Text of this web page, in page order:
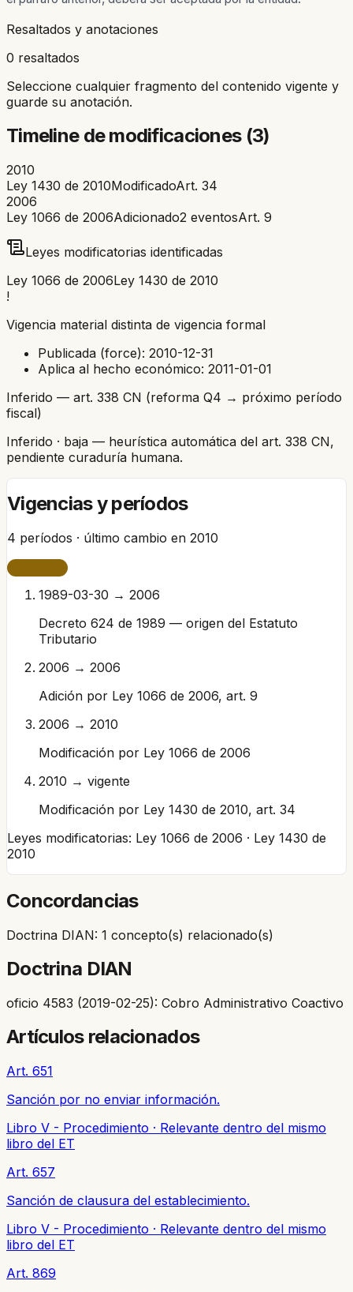
Resaltados y anotaciones
0 resaltados
Seleccione cualquier fragmento del contenido vigente y
guarde su anotación.
Timeline de modificaciones (3)
2010
Ley 1430 de 2010ModificadoArt. 34
2006
Ley 1066 de 2006Adicionado2 eventosArt. 9
Leyes modificatorias identificadas
Ley 1066 de 2006Ley 1430 de 2010
!
Vigencia material distinta de vigencia formal
Publicada (force): 2010-12-31
Aplica al hecho económico: 2011-01-01
Inferido — art. 338 CN (reforma Q4 → próximo período
fiscal)
Inferido · baja — heurística automática del art. 338 CN,
pendiente curaduría humana.
Vigencias y períodos
4 períodos · último cambio en 2010
1989-03-30 → 2006
Decreto 624 de 1989 — origen del Estatuto
Tributario
2006 → 2006
Adición por Ley 1066 de 2006, art. 9
2006 → 2010
Modificación por Ley 1066 de 2006
2010 → vigente
Modificación por Ley 1430 de 2010, art. 34
Leyes modificatorias: Ley 1066 de 2006 · Ley 1430 de
2010
Concordancias
Doctrina DIAN: 1 concepto(s) relacionado(s)
Doctrina DIAN
oficio 4583 (2019-02-25): Cobro Administrativo Coactivo
Artículos relacionados
Art. 651
Sanción por no enviar información.
Libro V - Procedimiento · Relevante dentro del mismo
libro del ET
Art. 657
Sanción de clausura del establecimiento.
Libro V - Procedimiento · Relevante dentro del mismo
libro del ET
Art. 869